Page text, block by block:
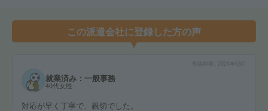
この派遣会社に登録した方の声
2024年03月
就業済み：一般事務
40代女性
対応が早く丁寧で、親切でした。